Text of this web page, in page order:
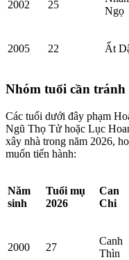
2002 25
Ngọ
2005 22 Ất
Nhóm tuổi cần tránh
Các tuổi dưới đây phạm
Ngũ Thọ Tử hoặc Lục
xây nhà trong năm 2026,
muốn tiến hành:
Năm
sinh
Tuổi mụ
2026
Can
Chi
2000 27
Canh
Thìn